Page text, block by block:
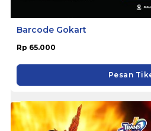
Barcode Gokart
Rp 65.000
Pesan